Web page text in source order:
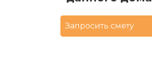
Запросить смету